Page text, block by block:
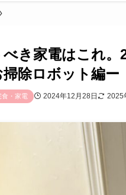
べき家電はこれ。
掃除ロボット編ー
食・家電 2024年12月28日 2025